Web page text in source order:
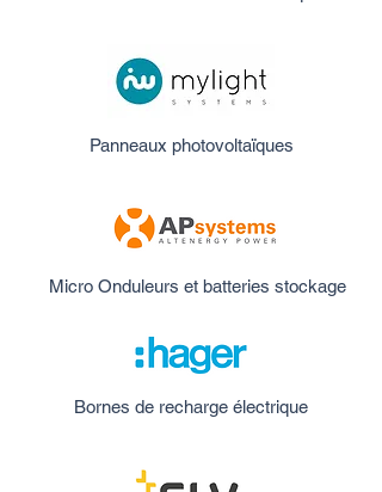
Panneaux photovoltaïques
Micro Onduleurs et batteries stockage
Bornes de recharge électrique